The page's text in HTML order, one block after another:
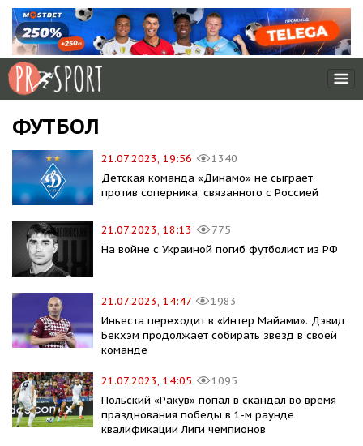
ФУТБОЛ
21.07.2023, 19:56
1340
Детская команда «Динамо» не сыграет
против соперника, связанного с Россией
21.07.2023, 18:13
775
На войне с Украиной погиб футболист из РФ
21.07.2023, 14:47
1983
Иньеста переходит в «Интер Майами». Дэвид
Бекхэм продолжает собирать звезд в своей
команде
21.07.2023, 14:05
1095
Польский «Ракув» попал в скандал во время
празднования победы в 1-м раунде
квалификации Лиги чемпионов